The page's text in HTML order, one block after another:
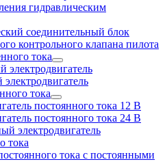
гидравлическим
соединительный блок
контрольного клапана пилота
тока
электродвигатель
тока
постоянного тока 12 В
постоянного тока 24 В
электродвигатель
тока
тока с постоянными